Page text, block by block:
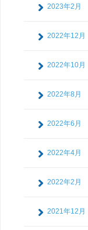
2023年2月
2022年12月
2022年10月
2022年8月
2022年6月
2022年4月
2022年2月
2021年12月